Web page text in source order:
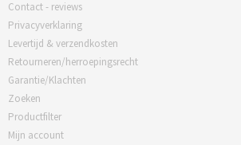
Contact - reviews
Privacyverklaring
Levertijd & verzendkosten
Retourneren/herroepingsrecht
Garantie/Klachten
Zoeken
Productfilter
Mijn account